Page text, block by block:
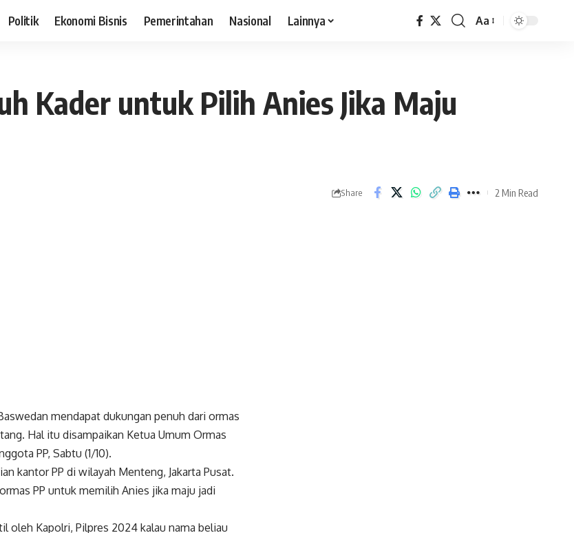
Politik Ekonomi Bisnis Pemerintahan Nasional Lainnya Aa
Kader untuk Pilih Anies Jika Maju
Share 2 Min Read
mendapat dukungan penuh dari ormas
Hal itu disampaikan Ketua Umum Ormas
PP, Sabtu (1/10).
kantor PP di wilayah Menteng, Jakarta Pusat.
PP untuk memilih Anies jika maju jadi
oleh Kapolri, Pilpres 2024 kalau nama beliau